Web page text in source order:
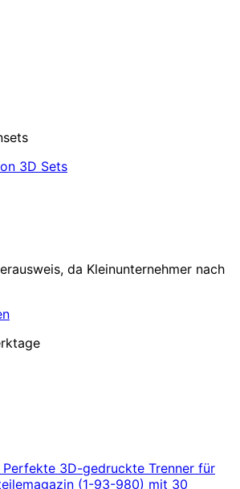
3D Sets
da Kleinunternehmer nach
Perfekte 3D-gedruckte Trenner für
(1-93-980) mit 30